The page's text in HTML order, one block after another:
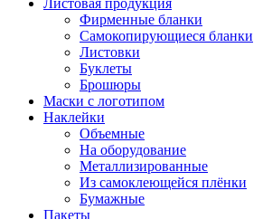
Листовая продукция
Фирменные бланки
Самокопирующиеся бланки
Листовки
Буклеты
Брошюры
Маски с логотипом
Наклейки
Объемные
На оборудование
Металлизированные
Из самоклеющейся плёнки
Бумажные
Пакеты